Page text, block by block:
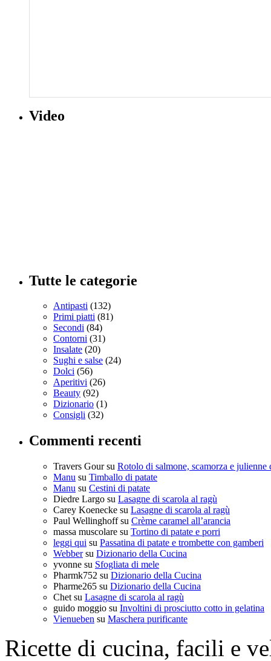
Video
Tutte le categorie
Antipasti (132)
Primi piatti (81)
Secondi (84)
Contorni (31)
Insalate (20)
Sughi e salse (24)
Dolci (56)
Aperitivi (26)
Beauty (92)
Dizionario (1)
Consigli (32)
Commenti recenti
Travers Goursu Rotolo di salmone, scamorza e julienne
Manu su Timballo di patate
Manu su Cestini di patate
Diedre Largo su Lasagne di scarola al ragù
Carey Koenecke su Lasagne di scarola al ragù
Paul Wellinghoffsu Crème caramel all’arancia
massa muscolare su Tortino di patate e porri
leggi qui su Passatina di patate e trombette con gamberi
Webbersu Dizionario della Cucina
yvonne su Sfogliata di mele
Pharmk752 su Dizionario della Cucina
Pharme265 su Dizionario della Cucina
Chet su Lasagne di scarola al ragù
guido moggio su Involtini di prosciutto cotto in gelatina
Vienueben su Maschera purificante
Ricette di cucina, facili e